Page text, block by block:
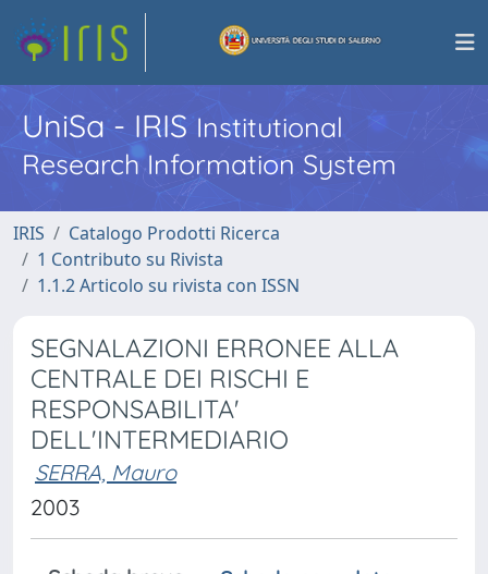
UniSa - IRISInstitutional
Research Information System
IRIS
Catalogo Prodotti Ricerca
1 Contributo su Rivista
1.1.2 Articolo su rivista con ISSN
SEGNALAZIONI ERRONEE ALLA
CENTRALE DEI RISCHI E
RESPONSABILITA'
DELL'INTERMEDIARIO
SERRA, Mauro
2003